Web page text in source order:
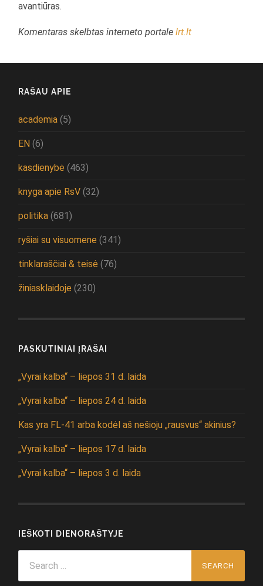
avantiūras.
Komentaras skelbtas interneto portalelrt.lt
RAŠAU APIE
academia (5)
EN (6)
kasdienybė (463)
knyga apie RsV (32)
politika (681)
ryšiai su visuomene (341)
tinklaraščiai & teisė (76)
žiniasklaidoje (230)
PASKUTINIAI ĮRAŠAI
„Vyrai kalba“ – liepos 31 d. laida
„Vyrai kalba“ – liepos 24 d. laida
Kas yra FL-41 arba kodėl aš nešioju „rausvus“ akinius?
„Vyrai kalba“ – liepos 17 d. laida
„Vyrai kalba“ – liepos 3 d. laida
IEŠKOTI DIENORAŠTYJE
for: